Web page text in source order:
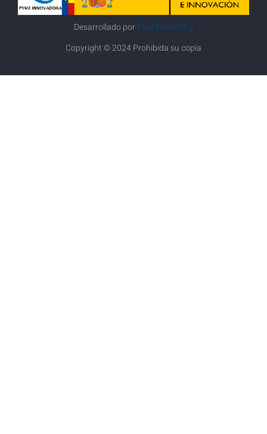
Desarrollado porBest Marketing
Copyright © 2024 Prohibida su copia